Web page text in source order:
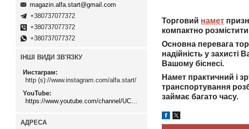
Торговий намет
компактно
Основна перевага
надійність у захисті
Вашому біснесі.
Намет практичний і
транспортування
займає багато часу.
magazin.alfa.start@gmail.com
+380737077372
+380737077372
+380737077372
ІНШІ ВИДИ ЗВ'ЯЗКУ
Инстаграм
http (s)://www.instagram.com/alfa.start/
YouTube